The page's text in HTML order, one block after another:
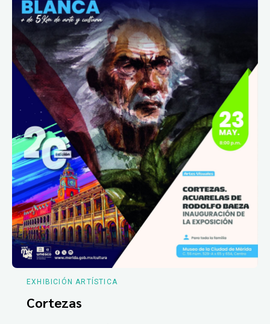
EXHIBICIÓN ARTÍSTICA
Cortezas